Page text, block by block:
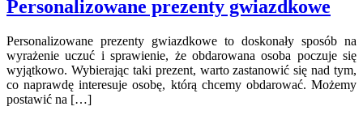
Personalizowane prezenty gwiazdkowe
Personalizowane prezenty gwiazdkowe to doskonały sposób na
wyrażenie uczuć i sprawienie, że obdarowana osoba poczuje się
wyjątkowo. Wybierając taki prezent, warto zastanowić się nad tym,
co naprawdę interesuje osobę, którą chcemy obdarować. Możemy
postawić na […]